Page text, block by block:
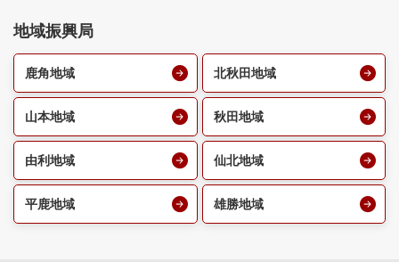
地域振興局
鹿角地域 北秋田地域
山本地域 秋田地域
由利地域 仙北地域
平鹿地域 雄勝地域